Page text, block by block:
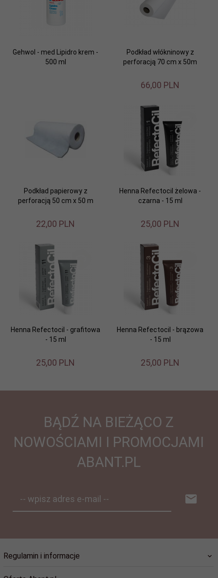
Gehwol - med Lipidro krem -
500 ml
Podkład włókninowy z
perforacją 70 cm x 50m
66,00 PLN
Podkład papierowy z
perforacją 50 cm x 50 m
22,00 PLN
Henna Refectocil żelowa -
czarna - 15 ml
25,00 PLN
Henna Refectocil - grafitowa
- 15 ml
25,00 PLN
Henna Refectocil - brązowa
- 15 ml
25,00 PLN
BĄDŹ NA BIEŻĄCO Z
NOWOŚCIAMI I PROMOCJAMI
ABANT.PL
-- wpisz adres e-mail --
Regulamin i informacje